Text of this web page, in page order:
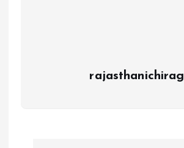
rajasthanichirag